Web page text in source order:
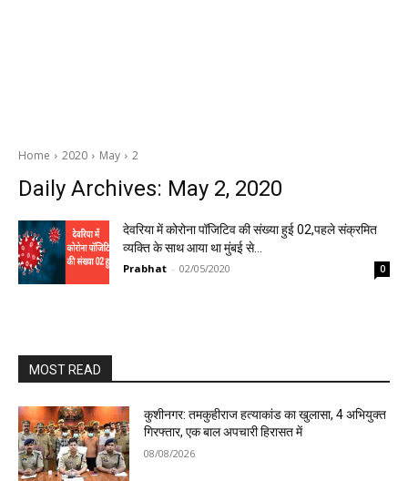
Home 2020 May 2
Daily Archives: May 2, 2020
देवरिया में कोरोना पॉजिटिव की संख्या हुई 02,पहले संक्रमित
व्यक्ति के साथ आया था मुंबई से…
Prabhat - 02/05/2020 0
MOST READ
कुशीनगर: तमकुहीराज हत्याकांड का खुलासा, 4 अभियुक्त
गिरफ्तार, एक बाल अपचारी हिरासत में
08/08/2026